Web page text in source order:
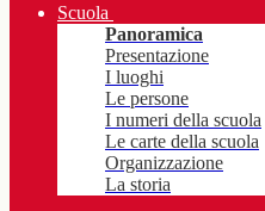
Scuola
Panoramica
Presentazione
I luoghi
Le persone
I numeri della scuola
Le carte della scuola
Organizzazione
La storia